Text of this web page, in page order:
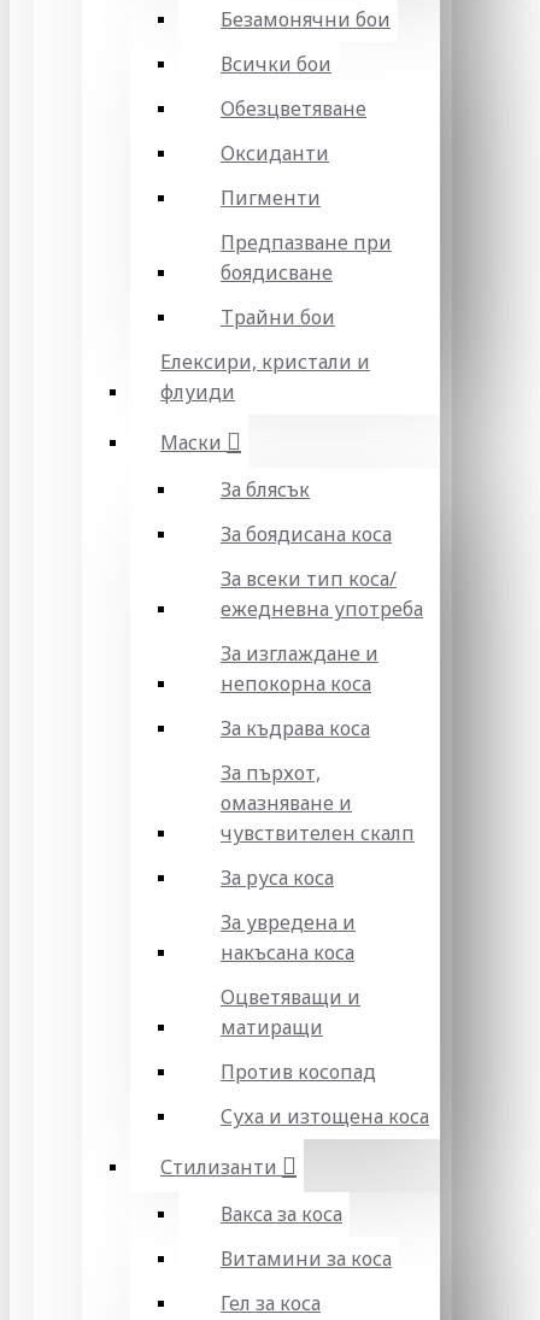
Безамонячни бои
Всички бои
Обезцветяване
Оксиданти
Пигменти
Предпазване при
боядисване
Трайни бои
Елексири, кристали и
флуиди
Маски
За блясък
За боядисана коса
За всеки тип коса/
ежедневна употреба
За изглаждане и
непокорна коса
За къдрава коса
За пърхот,
омазняване и
чувствителен скалп
За руса коса
За увредена и
накъсана коса
Оцветяващи и
матиращи
Против косопад
Суха и изтощена коса
Стилизанти
Вакса за коса
Витамини за коса
Гел за коса